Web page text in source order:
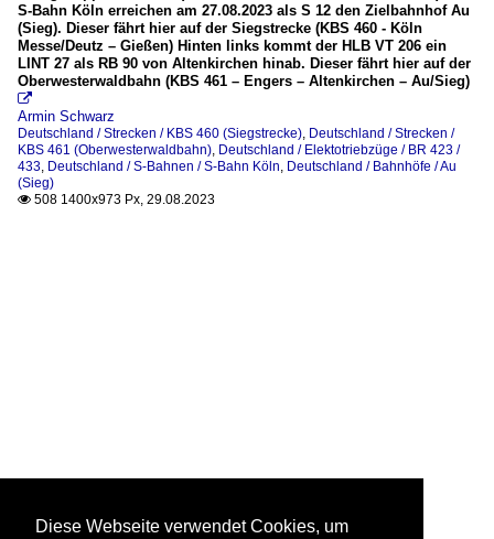
S-Bahn Köln erreichen am 27.08.2023 als S 12 den Zielbahnhof Au
(Sieg). Dieser fährt hier auf der Siegstrecke (KBS 460 - Köln
Messe/Deutz – Gießen) Hinten links kommt der HLB VT 206 ein
LINT 27 als RB 90 von Altenkirchen hinab. Dieser fährt hier auf der
Oberwesterwaldbahn (KBS 461 – Engers – Altenkirchen – Au/Sieg)

Armin Schwarz
Deutschland / Strecken / KBS 460 (Siegstrecke), Deutschland / Strecken /
KBS 461 (Oberwesterwaldbahn), Deutschland / Elektotriebzüge / BR 423 /
433, Deutschland / S-Bahnen / S-Bahn Köln, Deutschland / Bahnhöfe / Au
(Sieg)
 508 1400x973 Px, 29.08.2023
Diese Webseite verwendet Cookies, um